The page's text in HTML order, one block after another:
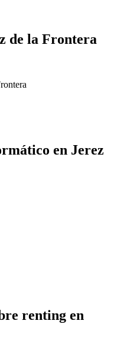
de la Frontera
en Jerez
renting en